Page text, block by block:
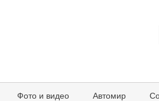
Фото и видео Автомир